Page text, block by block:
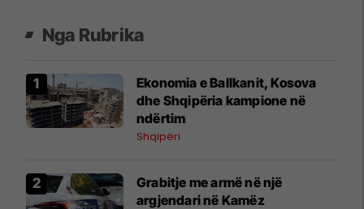
Nga Rubrika
Ekonomia e Ballkanit, Kosova
dhe Shqipëria kampione në
ndërtim
Shqipëri
Grabitje me armë në një
argjendari në Kamëz